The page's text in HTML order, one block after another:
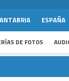
ESPAÑA
DE FOTOS